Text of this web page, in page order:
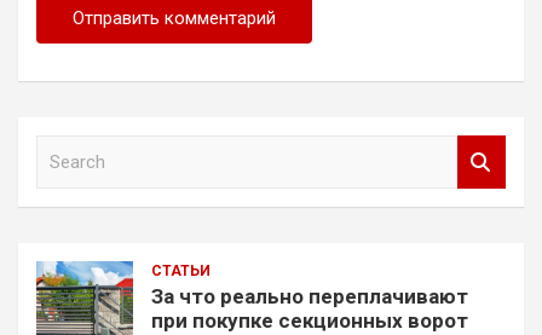
h
СТАТЬИ
За что реально переплачивают
при покупке секционных ворот